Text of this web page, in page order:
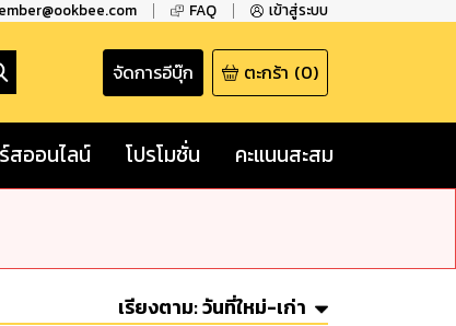
FAQ เข้าสู่ระบบ
จัดการอีบุ๊ก ตะกร้า (0)
สออนไลน์ โปรโมชั่น คะแนนสะสม
เรียงตาม:วันที่ใหม่-เก่า